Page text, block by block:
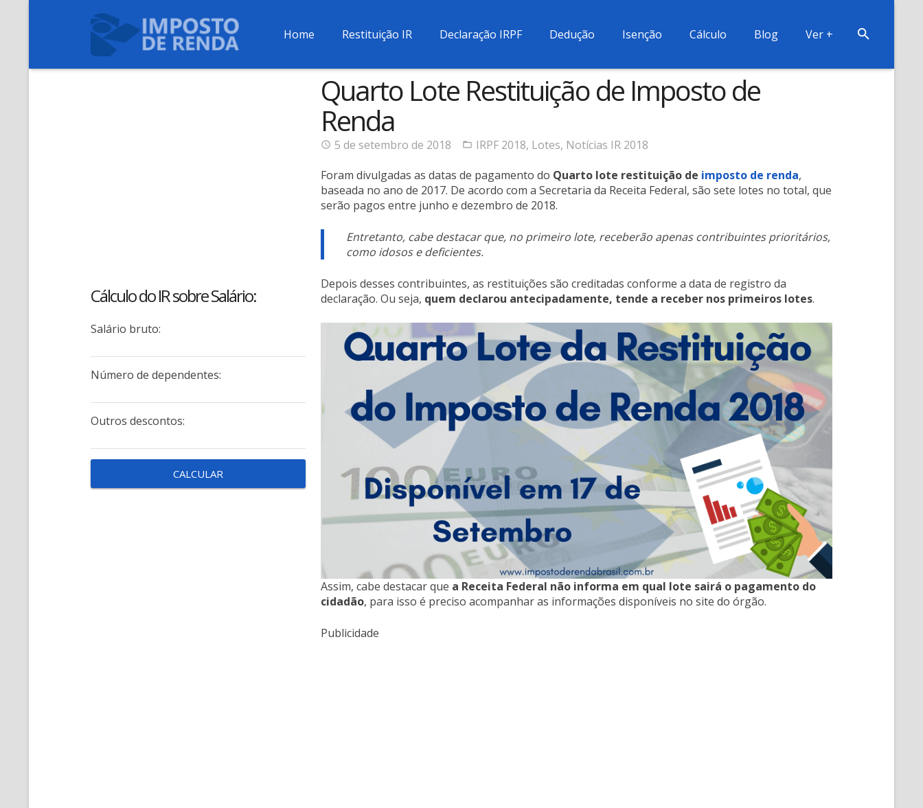
Home Restituição IR Declaração IRPF Dedução Isenção Cálculo Blog Ver +
Cálculo do IR sobre Salário:
Salário bruto:
Número de dependentes:
Outros descontos:
Quarto Lote Restituição de Imposto de
Renda
5 de setembro de 2018 IRPF 2018, Lotes, Notícias IR 2018
Foram divulgadas as datas de pagamento do Quarto lote restituição de imposto de renda,
baseada no ano de 2017. De acordo com a Secretaria da Receita Federal, são sete lotes no total, que
serão pagos entre junho e dezembro de 2018.
Entretanto, cabe destacar que, no primeiro lote, receberão apenas contribuintes prioritários,
como idosos e deficientes.
Depois desses contribuintes, as restituições são creditadas conforme a data de registro da
declaração. Ou seja, quem declarou antecipadamente, tende a receber nos primeiros lotes.
Assim, cabe destacar que a Receita Federal não informa em qual lote sairá o pagamento do
cidadão, para isso é preciso acompanhar as informações disponíveis no site do órgão.
Publicidade